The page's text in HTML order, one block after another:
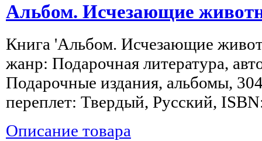
Альбом. Исчезающие
Книга 'Альбом. Исчезающие
жанр: Подарочная литература,
Подарочные издания, альбомы,
переплет: Твердый, Русский,
Описание товара